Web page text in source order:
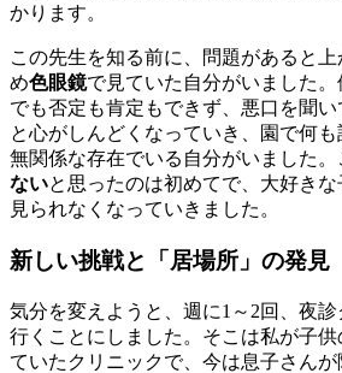
かります。
この先生を知る前に、問題があると
め色眼鏡で見ていた自分がいました
でも否定も肯定もできず、悪口を聞
と心がしんどくなっていき、園で何も
無関係な存在でいる自分がいました。
ないと思ったのは初めてで、大好き
見られなくなっていきました。
新しい挑戦と「居場所」の発見
気分を変えようと、週に1～2回、夜
行くことにしました。そこは私が子
ていたクリニックで、今は息子さん